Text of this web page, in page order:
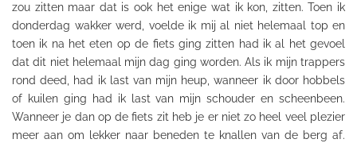
zou zitten maar dat is ook het enige wat ik kon, zitten. Toen ik
donderdag wakker werd, voelde ik mij al niet helemaal top en
toen ik na het eten op de fiets ging zitten had ik al het gevoel
dat dit niet helemaal mijn dag ging worden. Als ik mijn trappers
rond deed, had ik last van mijn heup, wanneer ik door hobbels
of kuilen ging had ik last van mijn schouder en scheenbeen.
Wanneer je dan op de fiets zit heb je er niet zo heel veel plezier
meer aan om lekker naar beneden te knallen van de berg af.